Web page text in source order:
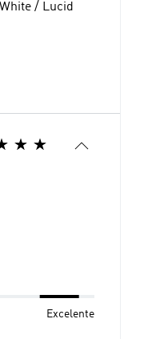
/ Lucid
Excelente